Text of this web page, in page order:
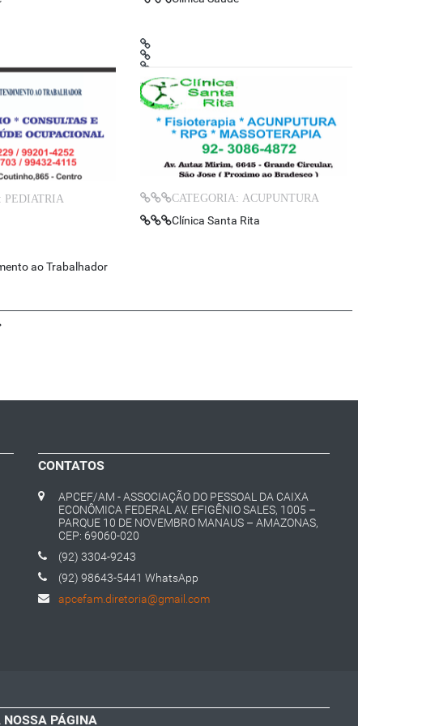
PEDIATRIA
ao Trabalhador
CATEGORIA: ACUPUNTURA
Clínica Santa Rita
CONTATOS
APCEF/AM - ASSOCIAÇÃO DO PESSOAL DA CAIXA
ECONÔMICA FEDERAL AV. EFIGÊNIO SALES, 1005 –
PARQUE 10 DE NOVEMBRO MANAUS – AMAZONAS,
CEP: 69060-020
(92) 3304-9243
(92) 98643-5441 WhatsApp
apcefam.diretoria@gmail.com
NOSSA PÁGINA